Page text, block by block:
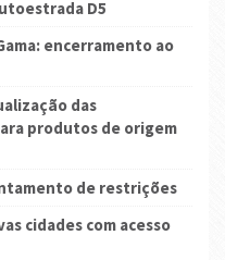
D5
encerramento ao
das
produtos de origem
de restrições
cidades com acesso